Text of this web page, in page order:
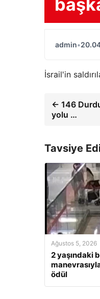
admin•
İsrail'in
← 146
yolu …
Tavsiye
Ağustos 5, 2026
2 yaşındaki
ödül